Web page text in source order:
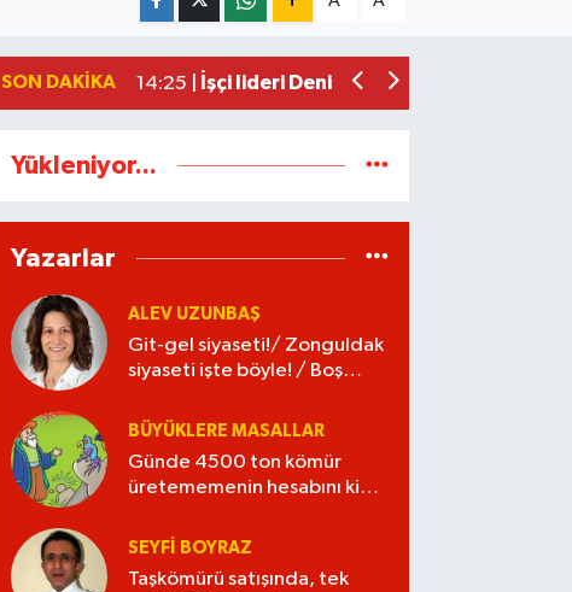
SON DAKIKA
17:30 |Zonguldak yaya geçidinde feci kaza:
14:25 |
İşçi lideri Denizer, kabri başında anıldı
Yükleniyor...
Yazarlar
ALEV UZUNBAŞ
Git-gel siyaseti!/ Zonguldak
siyaseti işte böyle! / Boş
BÜYÜKLERE MASALLAR
Günde 4500 ton kömür
üretememenin hesabını kim
SEYFI BOYRAZ
Taşkömürü satışında, tek